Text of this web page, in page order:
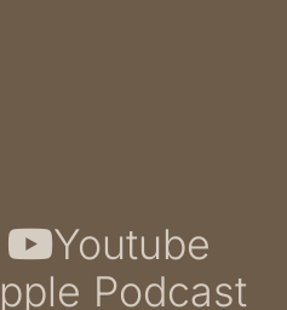
Youtube
Podcast